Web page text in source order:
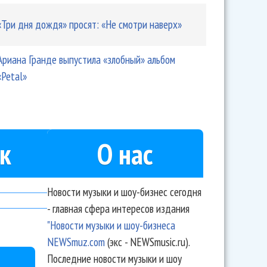
дня дождя» просят: «Не смотри наверх»
Гранде выпустила «злобный» альбом
О нас
Новости музыки и шоу-бизнес сегодня
- главная сфера интересов издания
"Новости музыки и шоу-бизнеса
NEWSmuz.com(экс - NEWSmusic.ru).
Последние новости музыки и шоу